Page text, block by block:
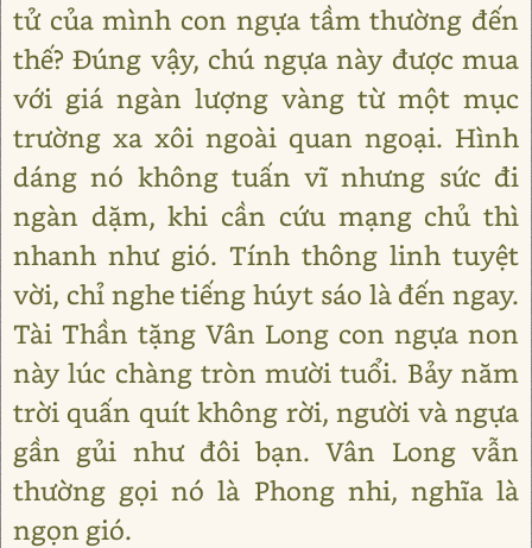
tử của mình con ngựa tầm thường đến
thế? Đúng vậy, chú ngựa này được mua
với giá ngàn lượng vàng từ một mục
trường xa xôi ngoài quan ngoại. Hình
dáng nó không tuấn vĩ nhưng sức đi
ngàn dặm, khi cần cứu mạng chủ thì
nhanh như gió. Tính thông linh tuyệt
vời, chỉ nghe tiếng húyt sáo là đến ngay.
Tài Thần tặng Vân Long con ngựa non
này lúc chàng tròn mười tuổi. Bảy năm
trời quấn quít không rời, người và ngựa
gần gủi như đôi bạn. Vân Long vẫn
thường gọi nó là Phong nhi, nghĩa là
ngọn gió.